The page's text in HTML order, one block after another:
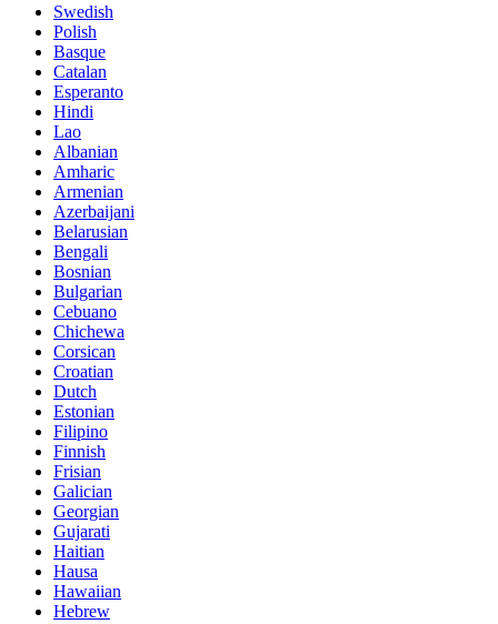
Swedish
Polish
Basque
Catalan
Esperanto
Hindi
Lao
Albanian
Amharic
Armenian
Azerbaijani
Belarusian
Bengali
Bosnian
Bulgarian
Cebuano
Chichewa
Corsican
Croatian
Dutch
Estonian
Filipino
Finnish
Frisian
Galician
Georgian
Gujarati
Haitian
Hausa
Hawaiian
Hebrew